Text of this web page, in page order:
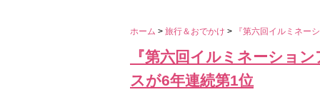
ホーム > 旅行＆おでかけ > 『第六回イルミネ
『第六回イルミネーショ
スが6年連続第1位